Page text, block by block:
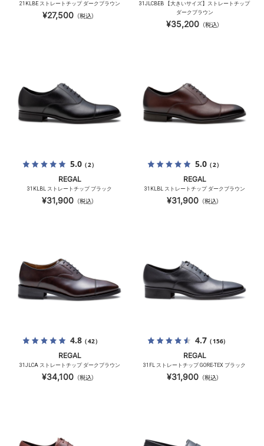
21KLBE ストレートチップ ダークブラウン
¥27,500（税込）
31JLCBEB 【大きいサイズ】ストレートチップ
ダークブラウン
¥35,200 （税込）
5.0（2）
REGAL
31KLBL ストレートチップ ブラック
¥31,900 （税込）
5.0（2）
REGAL
31KLBL ストレートチップ ダークブラウン
¥31,900 （税込）
4.8（42）
REGAL
31JLCA ストレートチップ ダークブラウン
¥34,100 （税込）
4.7（156）
REGAL
31FL ストレートチップ GORE-TEX ブラック
¥31,900 （税込）